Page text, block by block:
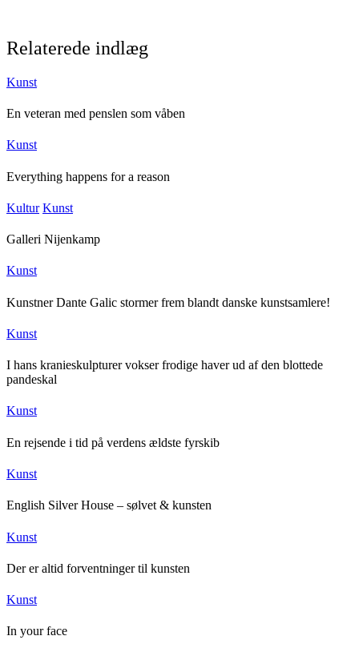
Relaterede indlæg
Kunst
En veteran med penslen som våben
Kunst
Everything happens for a reason
Kultur Kunst
Galleri Nijenkamp
Kunst
Kunstner Dante Galic stormer frem blandt danske kunstsamlere!
Kunst
I hans kranieskulpturer vokser frodige haver ud af den blottede
pandeskal
Kunst
En rejsende i tid på verdens ældste fyrskib
Kunst
English Silver House – sølvet & kunsten
Kunst
Der er altid forventninger til kunsten
Kunst
In your face